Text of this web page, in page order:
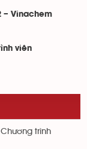
– Vinachem
viên
trình